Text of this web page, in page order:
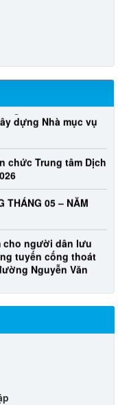
dân cư đối với Hồ
dựng Nhà mục vụ
chức Trung tâm Dịch
THÁNG 05 – NĂM
cho người dân lưu
tuyến cống thoát
Nguyễn Văn